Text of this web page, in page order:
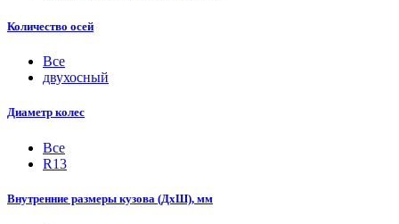
Количество осей
Все
двухосный
Диаметр колес
Все
R13
Внутренние размеры кузова (ДхШ), мм